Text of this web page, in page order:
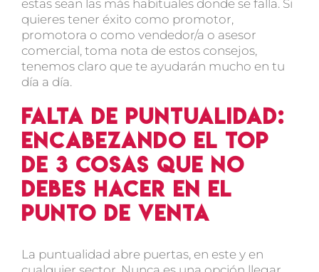
estas sean las más habituales donde se falla. Si
quieres tener éxito como promotor,
promotora o como vendedor/a o asesor
comercial, toma nota de estos consejos,
tenemos claro que te ayudarán mucho en tu
día a día.
Falta de puntualidad:
Encabezando el top
de 3 cosas que no
debes hacer en el
punto de venta
La puntualidad abre puertas, en este y en